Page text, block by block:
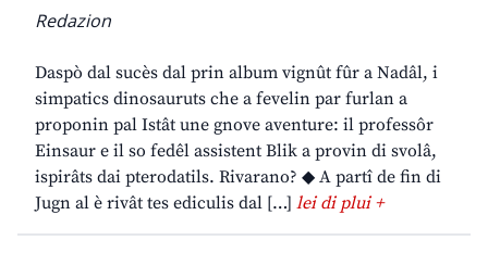
Redazion
Daspò dal sucès dal prin album vignût fûr a Nadâl, i
simpatics dinosauruts che a fevelin par furlan a
proponin pal Istât une gnove aventure: il professôr
Einsaur e il so fedêl assistent Blik a provin di svolâ,
ispirâts dai pterodatils. Rivarano? ◆ A partî de fin di
Jugn al è rivât tes ediculis dal […] lei di plui +